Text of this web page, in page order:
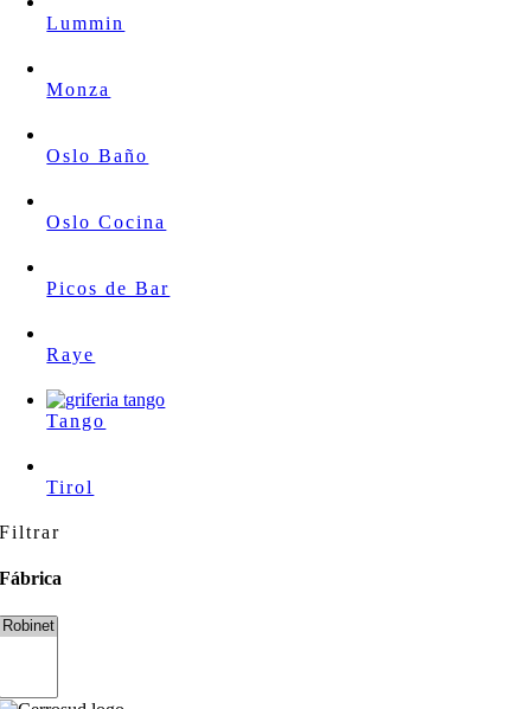
Lummin
Monza
Oslo Baño
Oslo Cocina
Picos de Bar
Raye
Tango
Tirol
Filtrar
Fábrica